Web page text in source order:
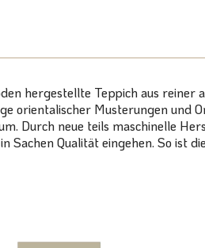
hergestellte Teppich aus reiner
orientalischer Musterungen
Durch neue teils maschinelle
Qualität eingehen. So ist